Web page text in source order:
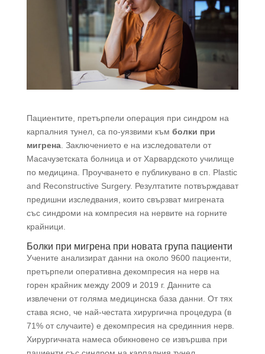
Пациентите, претърпели операция при синдром на
карпалния тунел, са по-уязвими към болки при
мигрена. Заключението е на изследователи от
Масачузетската болница и от Харвардското училище
по медицина. Проучването е публикувано в сп. Plastic
and Reconstructive Surgery. Резултатите потвърждават
предишни изследвания, които свързват мигрената
със синдроми на компресия на нервите на горните
крайници.
Болки при мигрена при новата група пациенти
Учените анализират данни на около 9600 пациенти,
претърпели оперативна декомпресия на нерв на
горен крайник между 2009 и 2019 г. Данните са
извлечени от голяма медицинска база данни. От тях
става ясно, че най-честата хирургична процедура (в
71% от случаите) е декомпресия на срединния нерв.
Хирургичната намеса обикновено се извършва при